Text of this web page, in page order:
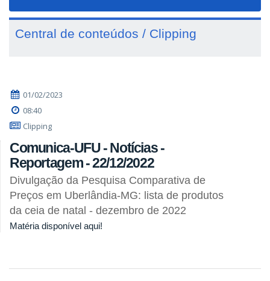
Central de conteúdos / Clipping
01/02/2023
08:40
Clipping
Comunica-UFU - Notícias -
Reportagem - 22/12/2022
Divulgação da Pesquisa Comparativa de
Preços em Uberlândia-MG: lista de produtos
da ceia de natal - dezembro de 2022
Matéria disponível aqui!